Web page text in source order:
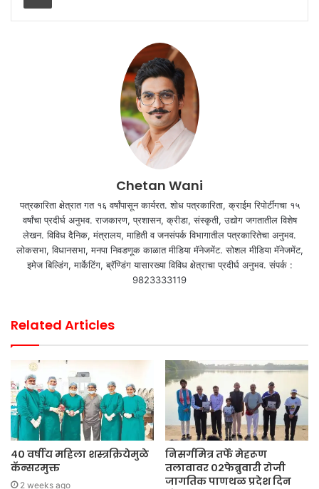
Chetan Wani
पत्रकारिता क्षेत्रात गत १६ वर्षांपासून कार्यरत. शोध पत्रकारिता, क्राईम रिपोर्टींगचा १५
वर्षांचा प्रदीर्घ अनुभव. राजकारण, प्रशासन, क्रीडा, संस्कृती, उद्योग जगतातील विशेष
लेखन. विविध दैनिक, मंत्रालय, माहिती व जनसंपर्क विभागातील पत्रकारितेचा अनुभव.
लोकसभा, विधानसभा, मनपा निवडणूक काळात मीडिया मॅनेजमेंट. सोशल मीडिया मॅनेजमेंट,
इमेज बिल्डिंग, मार्केटिंग, ब्रॅण्डिंग यासारख्या विविध क्षेत्राचा प्रदीर्घ अनुभव. संपर्क :
9823333119
Related Articles
४० वर्षीय महिला शस्त्रक्रियेमुळे
कॅन्सरमुक्त
2 weeks ago
निसर्गमित्र तर्फे मेहरूण
तलावावर ०२फेब्रुवारी रोजी
जागतिक पाणथळ प्रदेश दिन